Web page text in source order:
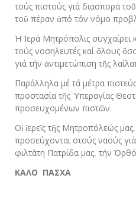
τούς πιστούς γιά διασπορά
τοῦ πέραν ἀπό τόν νόμο
Ἡ Ἱερά Μητρόπολις συγχαίρει
τούς νοσηλευτές καί ὅλους
γιά τήν ἀντιμετώπιση τῆς
Παράλληλα μέ τά μέτρα
προστασία τῆς Ὑπεραγίας
προσευχομένων πιστῶν.
Οἱ ἱερεῖς τῆς Μητροπόλεώς
προσεύχονται στούς ναούς
φιλτάτη Πατρίδα μας, τήν
ΚΑΛΟ ΠΑΣΧΑ